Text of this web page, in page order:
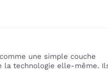
une simple couche
la technologie elle-même.